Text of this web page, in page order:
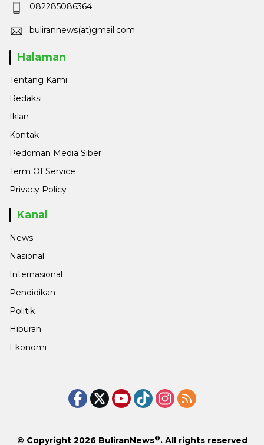
082285086364
bulirannews(at)gmail.com
Halaman
Tentang Kami
Redaksi
Iklan
Kontak
Pedoman Media Siber
Term Of Service
Privacy Policy
Kanal
News
Nasional
Internasional
Pendidikan
Politik
Hiburan
Ekonomi
© Copyright 2026 BuliranNews®. All rights reserved